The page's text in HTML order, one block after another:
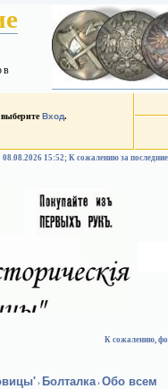
Вход.
08.08.2026 15:52; К сожалению за
К сожалению,
› Болталка› Обо всем